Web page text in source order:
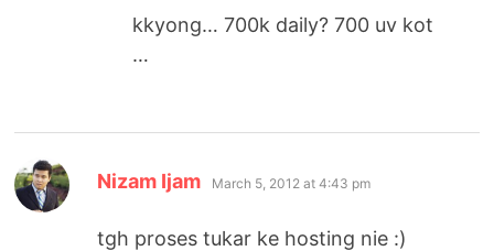
kkyong… 700k daily? 700 uv kot
…
Nizam Ijam says:
March 5, 2012 at 4:43 pm
tgh proses tukar ke hosting nie :)